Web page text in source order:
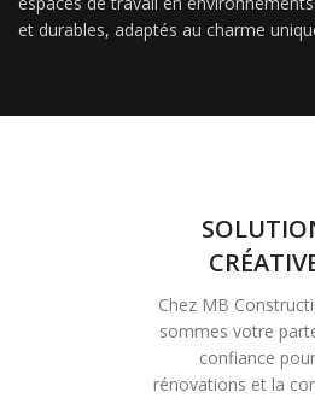
et durables, adaptés au charme
Chez MB
sommes votre
confiance
rénovations et la